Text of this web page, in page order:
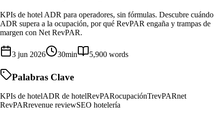
KPIs de hotel ADR para operadores, sin fórmulas. Descubre cuándo
ADR supera a la ocupación, por qué RevPAR engaña y trampas de
margen con Net RevPAR.
3 jun 2026 30min 5,900 words
Palabras Clave
KPIs de hotelADR de hotelRevPARocupaciónTrevPARnet
RevPARrevenue reviewSEO hotelería